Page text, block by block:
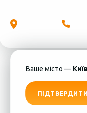
Ваше місто —
ПІДТВЕРДИТИ
Hyundai
(4
ГБО -